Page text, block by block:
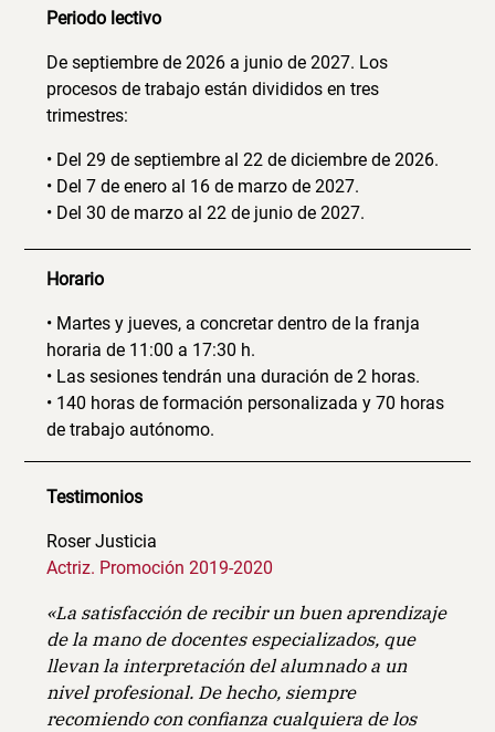
Periodo lectivo
De septiembre de 2026 a junio de 2027. Los
procesos de trabajo están divididos en tres
trimestres:
• Del 29 de septiembre al 22 de diciembre de 2026.
• Del 7 de enero al 16 de marzo de 2027.
• Del 30 de marzo al 22 de junio de 2027.
Horario
• Martes y jueves, a concretar dentro de la franja
horaria de 11:00 a 17:30 h.
• Las sesiones tendrán una duración de 2 horas.
• 140 horas de formación personalizada y 70 horas
de trabajo autónomo.
Testimonios
Roser Justicia
Actriz. Promoción 2019-2020
«La satisfacción de recibir un buen aprendizaje
de la mano de docentes especializados, que
llevan la interpretación del alumnado a un
nivel profesional. De hecho, siempre
recomiendo con confianza cualquiera de los